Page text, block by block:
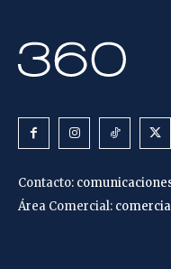
Contacto:
Área Comercial: